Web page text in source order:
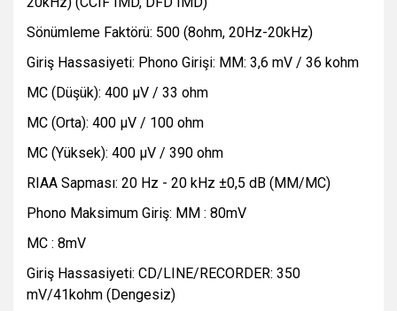
Sönümleme Faktörü: 500 (8ohm, 20Hz-20kHz)
Giriş Hassasiyeti: Phono Girişi: MM: 3,6 mV / 36 kohm
MC (Düşük): 400 μV / 33 ohm
MC (Orta): 400 μV / 100 ohm
MC (Yüksek): 400 μV / 390 ohm
RIAA Sapması: 20 Hz - 20 kHz ±0,5 dB (MM/MC)
Phono Maksimum Giriş: MM : 80mV
MC : 8mV
Giriş Hassasiyeti: CD/LINE/RECORDER: 350
mV/41kohm (Dengesiz)